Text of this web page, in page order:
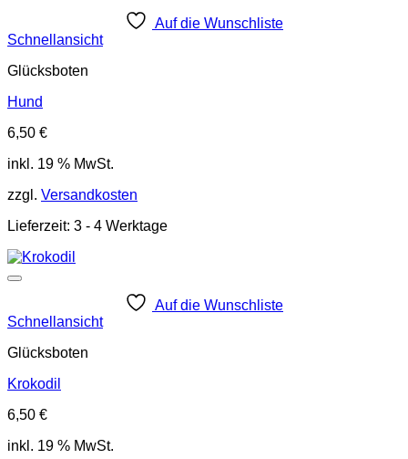
Auf die Wunschliste
Schnellansicht
Glücksboten
Hund
6,50 €
inkl. 19 % MwSt.
zzgl. Versandkosten
Lieferzeit: 3 - 4 Werktage
Auf die Wunschliste
Schnellansicht
Glücksboten
Krokodil
6,50 €
inkl. 19 % MwSt.